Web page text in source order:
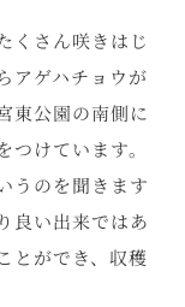
くさん咲きはじ
アゲハチョウが
東公園の南側に
けています。
うのを聞きます
良い出来ではあ
とができ、収穫